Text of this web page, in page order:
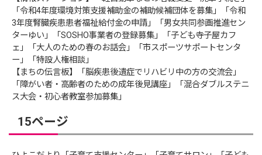
「令和4年度環境対策支援補助金の補助候補団体を募集」「令和
3年度腎臓疾患患者福祉給付金の申請」「男女共同参画推進セン
ターゆい」「SOSHO事業者の登録募集」「子ども寺子屋カフ
ェ」「大人のための春のお話会」「市スポーツサポートセンタ
ー」「特設人権相談」
【まちの伝言板】「脳疾患後遺症でリハビリ中の方の交流会」
「障がい者・高齢者のための成年後見講座」「混合ダブルステニ
ス大会・初心者教室参加募集」
15ページ